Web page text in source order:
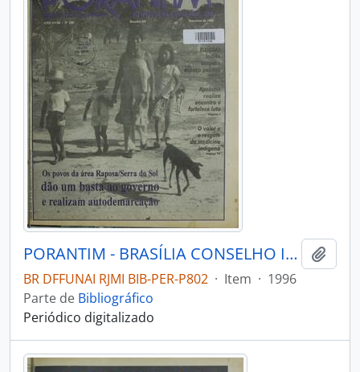
PORANTIM - BRASÍLIA CONSELHO INDIGENISTA MISSIONÁRIO - 1996 - Nº188
BR DFFUNAI RJMI BIB-PER-P802 · Item · 1996
Parte de Bibliográfico
Periódico digitalizado